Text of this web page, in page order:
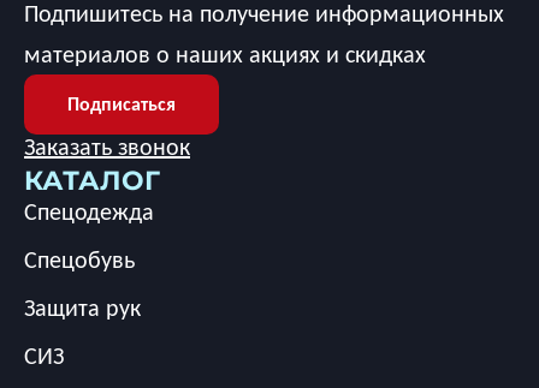
КАТАЛОГ
Спецодежда
Спецобувь
Защита рук
СИЗ
Подпишитесь на получение информационных
материалов о наших акциях и скидках
Подписаться
Заказать звонок